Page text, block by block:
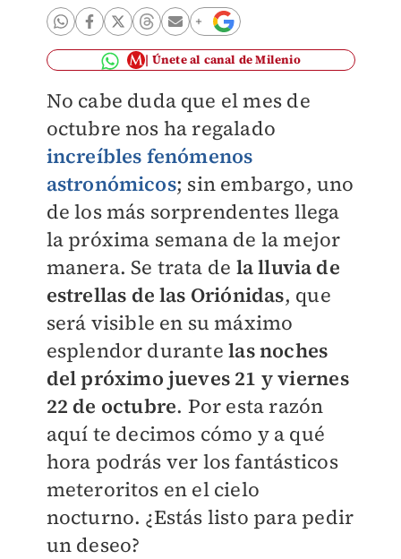
Únete al canal de Milenio
No cabe duda que el mes de
octubre nos ha regalado
increíbles fenómenos
astronómicos; sin embargo, uno
de los más sorprendentes llega
la próxima semana de la mejor
manera. Se trata de la lluvia de
estrellas de las Oriónidas, que
será visible en su máximo
esplendor durante las noches
del próximo jueves 21 y viernes
22 de octubre. Por esta razón
aquí te decimos cómo y a qué
hora podrás ver los fantásticos
meteroritos en el cielo
nocturno. ¿Estás listo para pedir
un deseo?